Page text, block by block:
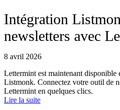
Intégration
newsletters avec
8 avril 2026
Lettermint est maintenant disponible
Listmonk. Connectez votre outil de
Lettermint en quelques clics.
Lire la suite